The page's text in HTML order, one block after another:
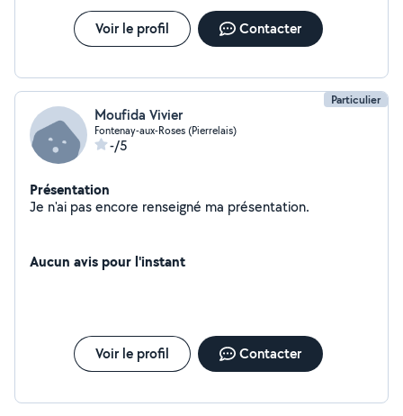
Voir le profil Contacter
Particulier
Moufida Vivier
Fontenay-aux-Roses (Pierrelais)
-/5
Présentation
Je n'ai pas encore renseigné ma présentation.
Aucun avis pour l'instant
Voir le profil Contacter